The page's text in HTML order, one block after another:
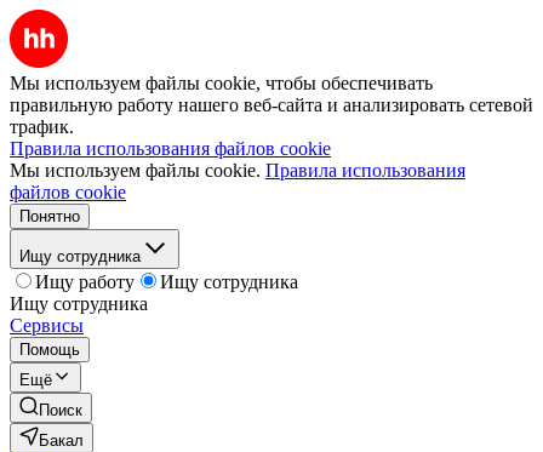
Мы используем файлы cookie, чтобы обеспечивать
правильную работу нашего веб-сайта и анализировать сетевой
трафик.
Правила использования файлов cookie
Мы используем файлы cookie. Правила использования
файлов cookie
Понятно
Ищу сотрудника
Ищу работу
Ищу сотрудника
Ищу сотрудника
Сервисы
Помощь
Ещё
Поиск
Бакал